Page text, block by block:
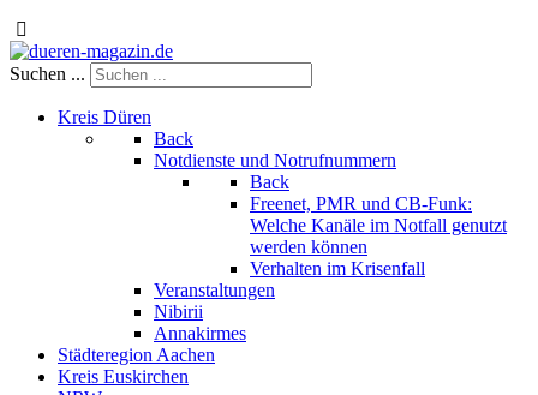
Suchen ...
Kreis Düren
Back
Notdienste und Notrufnummern
Back
Freenet, PMR und CB-Funk:
Welche Kanäle im Notfall genutzt
werden können
Verhalten im Krisenfall
Veranstaltungen
Nibirii
Annakirmes
Städteregion Aachen
Kreis Euskirchen